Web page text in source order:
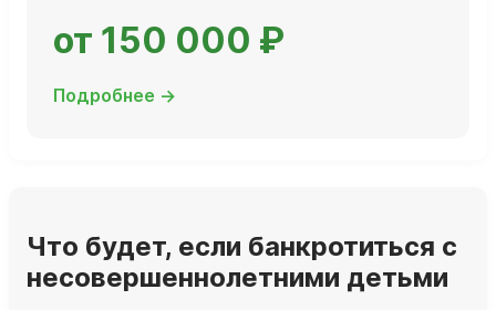
от 150 000 ₽
Подробнее →
Что будет, если банкротиться с
несовершеннолетними детьми